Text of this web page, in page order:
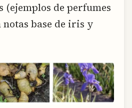
(ejemplos de perfumes
base de iris y